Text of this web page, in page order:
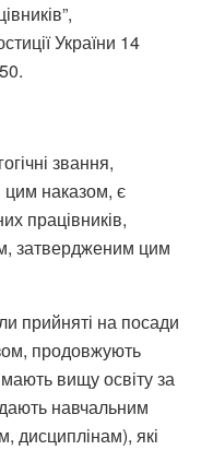
України 14
звання,
цим наказом, є
працівників,
затвердженим цим
прийняті на посади
продовжують
вищу освіту за
навчальним
дисциплінам), які